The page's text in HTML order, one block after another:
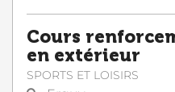
Cours
en extérieur
SPORTS ET LOISIRS